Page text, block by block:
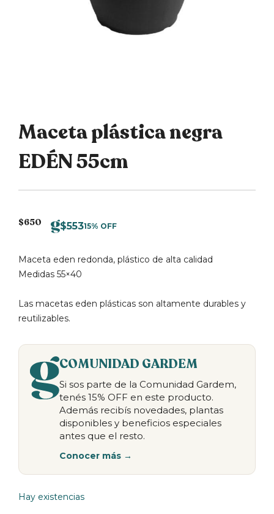
Maceta plástica negra
EDÉN 55cm
$650 $55315% OFF
Maceta eden redonda, plástico de alta calidad
Medidas 55×40
Las macetas eden plásticas son altamente durables y
reutilizables.
COMUNIDAD GARDEM
Si sos parte de la Comunidad Gardem,
tenés 15% OFF en este producto.
Además recibís novedades, plantas
disponibles y beneficios especiales
antes que el resto.
Conocer más →
Hay existencias